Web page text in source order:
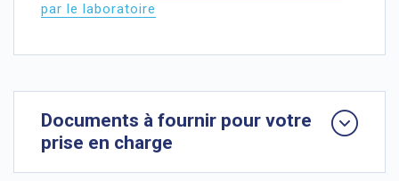
par le laboratoire
Documents à fournir pour votre
prise en charge